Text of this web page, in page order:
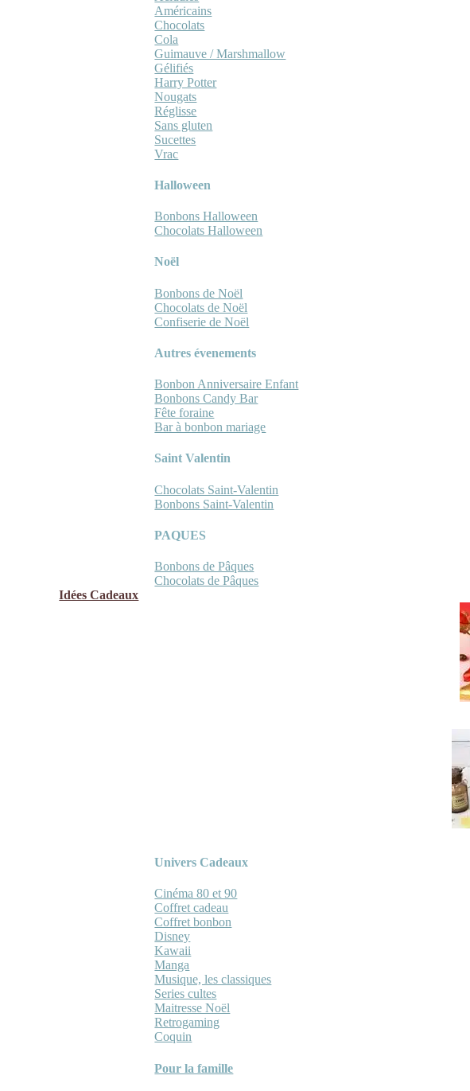
Américains
Chocolats
Cola
Guimauve / Marshmallow
Gélifiés
Harry Potter
Nougats
Réglisse
Sans gluten
Sucettes
Vrac
Halloween
Bonbons Halloween
Chocolats Halloween
Noël
Bonbons de Noël
Chocolats de Noël
Confiserie de Noël
Autres évenements
Bonbon Anniversaire Enfant
Bonbons Candy Bar
Fête foraine
Bar à bonbon mariage
Saint Valentin
Chocolats Saint-Valentin
Bonbons Saint-Valentin
PAQUES
Bonbons de Pâques
Chocolats de Pâques
Idées Cadeaux
Univers Cadeaux
Cinéma 80 et 90
Coffret cadeau
Coffret bonbon
Disney
Kawaii
Manga
Musique, les classiques
Series cultes
Maitresse Noël
Retrogaming
Coquin
Pour la famille